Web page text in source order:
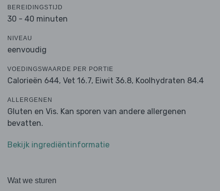
BEREIDINGSTIJD
30 - 40 minuten
NIVEAU
eenvoudig
VOEDINGSWAARDE PER PORTIE
Calorieën 644, Vet 16.7, Eiwit 36.8, Koolhydraten 84.4
ALLERGENEN
Gluten en Vis. Kan sporen van andere allergenen
bevatten.
Bekijk ingrediëntinformatie
Wat we sturen